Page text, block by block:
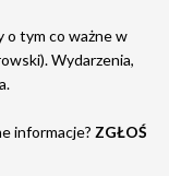
o tym co ważne w
Wydarzenia,
informacje? ZGŁOŚ